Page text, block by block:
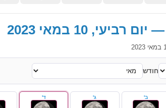
10 במאי 2023
חודש
ב' ג' ד'